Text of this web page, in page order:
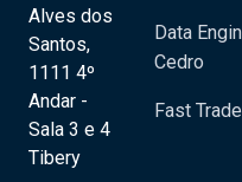
Alves dos
Santos,
1111 4º
Andar -
Sala 3 e 4
Tibery
Data
Cedro
Fast Trade